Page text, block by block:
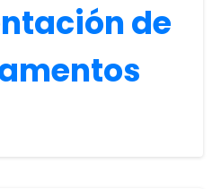
de